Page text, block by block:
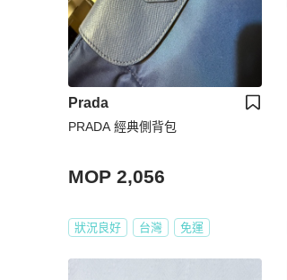
Prada
PRADA 經典側背包
MOP 2,056
狀況良好 台灣 免運